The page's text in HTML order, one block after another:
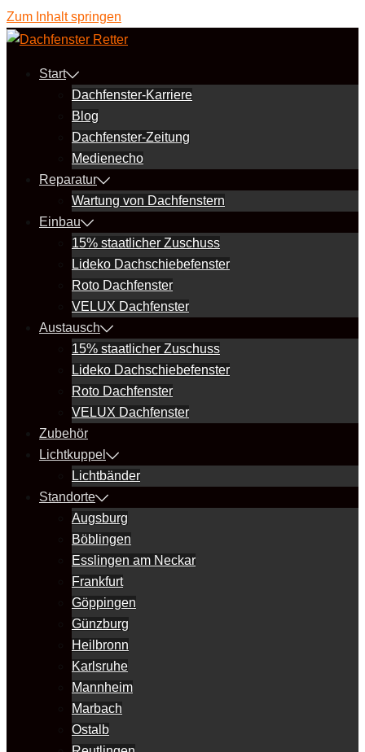
Zum Inhalt springen
Start
Dachfenster-Karriere
Blog
Dachfenster-Zeitung
Medienecho
Reparatur
Wartung von Dachfenstern
Einbau
15% staatlicher Zuschuss
Lideko Dachschiebefenster
Roto Dachfenster
VELUX Dachfenster
Austausch
15% staatlicher Zuschuss
Lideko Dachschiebefenster
Roto Dachfenster
VELUX Dachfenster
Zubehör
Lichtkuppel
Lichtbänder
Standorte
Augsburg
Böblingen
Esslingen am Neckar
Frankfurt
Göppingen
Günzburg
Heilbronn
Karlsruhe
Mannheim
Marbach
Ostalb